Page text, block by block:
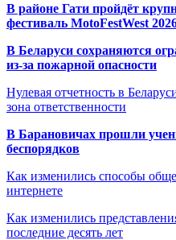
В районе Гати пройдёт
фестиваль MotoFestWest
В Беларуси сохраняются
из-за пожарной опасности
Нулевая отчетность в
зона ответственности
В Барановичах прошли
беспорядков
Как изменились способы
интернете
Как изменились
последние десять лет